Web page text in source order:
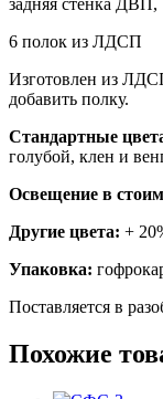
задняя стенка ДВП,
6 полок из ЛДСП
Изготовлен из
добавить полку.
Стандартные
голубой, клен и
Освещение в
Другие цвета: +
Упаковка:
Поставляется в
Похожие